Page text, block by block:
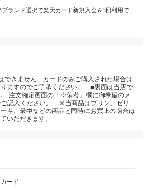
ブランド選択で楽天カード新規入会＆3回利用で
できません。カードのみご購入された場合は
ますのでご了承ください。 ■裏面は当店で
注文確定画面の「※備考」欄に御希望のメ
ご記入ください。 ※当商品はプリン、ゼリ
キ、最中などの商品と同時にお買上の場合は
いただきます。
カード